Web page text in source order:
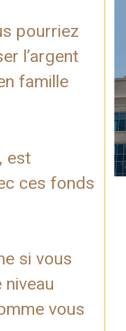
pourriez
l’argent
famille
est
ces fonds
si vous
niveau
vous